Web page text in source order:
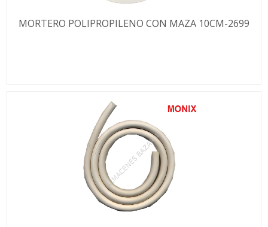
MORTERO POLIPROPILENO CON MAZA 10CM-2699